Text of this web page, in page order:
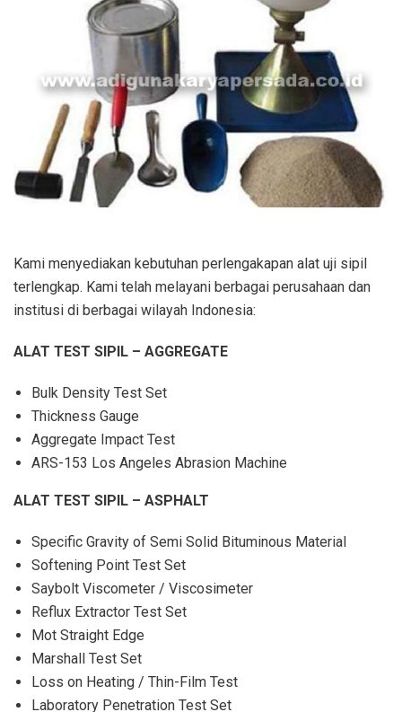
Kami menyediakan kebutuhan perlengakapan alat uji sipil
terlengkap. Kami telah melayani berbagai perusahaan dan
institusi di berbagai wilayah Indonesia:
ALAT TEST SIPIL – AGGREGATE
Bulk Density Test Set
Thickness Gauge
Aggregate Impact Test
ARS-153 Los Angeles Abrasion Machine
ALAT TEST SIPIL – ASPHALT
Specific Gravity of Semi Solid Bituminous Material
Softening Point Test Set
Saybolt Viscometer / Viscosimeter
Reflux Extractor Test Set
Mot Straight Edge
Marshall Test Set
Loss on Heating / Thin-Film Test
Laboratory Penetration Test Set